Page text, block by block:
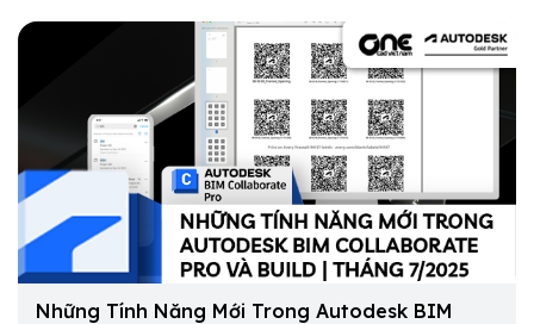
Những Tính Năng Mới Trong Autodesk BIM